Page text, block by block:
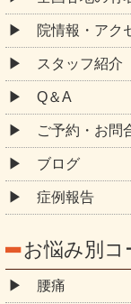
院情報・アク
スタッフ紹介
Q＆A
ご予約・お問
ブログ
症例報告
お悩み別コ
腰痛